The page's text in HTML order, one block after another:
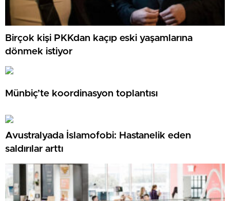
Birçok kişi PKKdan kaçıp eski yaşamlarına
dönmek istiyor
Münbiç’te koordinasyon toplantısı
Avustralyada İslamofobi: Hastanelik eden
saldırılar arttı